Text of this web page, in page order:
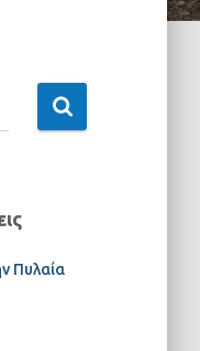
Πυλαία